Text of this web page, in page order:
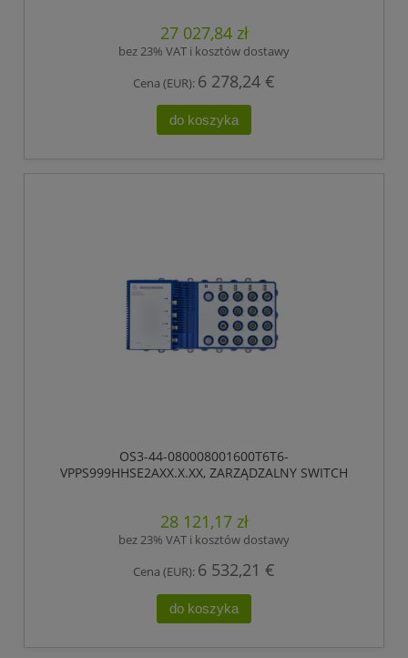
ZGODNY Z IEEE 802.3AT (ZASILANIE WBUDOWANE
POE +), ELEKTRYCZNE PORTY UPLINK GIGABIT
27 027,84 zł
bez 23% VAT i kosztów dostawy
Cena (EUR): 6 278,24 €
do koszyka
OS3-44-080008001600T6T6-
VPPS999HHSE2AXX.X.XX, ZARZĄDZALNY SWITCH
ZGODNY Z IEEE 802.3AT (ZASILANIE WBUDOWANE
POE +), ELEKTRYCZNE PORTY UPLINK GIGABIT
28 121,17 zł
bez 23% VAT i kosztów dostawy
Cena (EUR): 6 532,21 €
do koszyka